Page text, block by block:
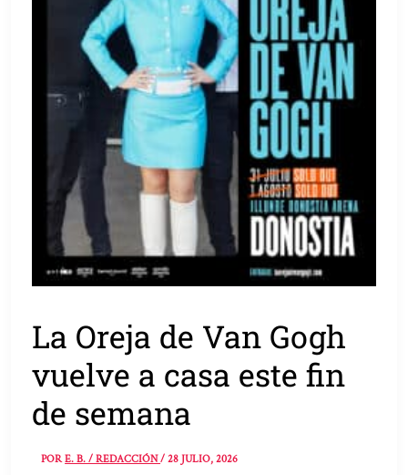
La Oreja de Van Gogh
vuelve a casa este fin
de semana
PORE. B. / REDACCIÓN/28 JULIO, 2026